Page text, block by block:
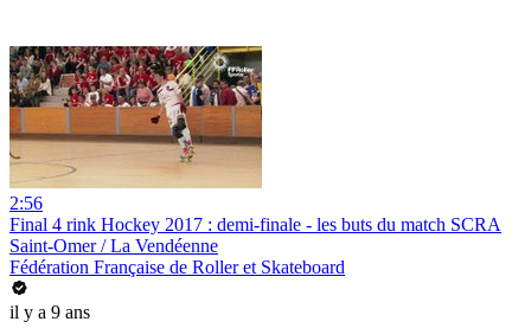
2:56
Final 4 rink Hockey 2017 : demi-finale - les buts du match SCRA
Saint-Omer / La Vendéenne
Fédération Française de Roller et Skateboard
il y a 9 ans